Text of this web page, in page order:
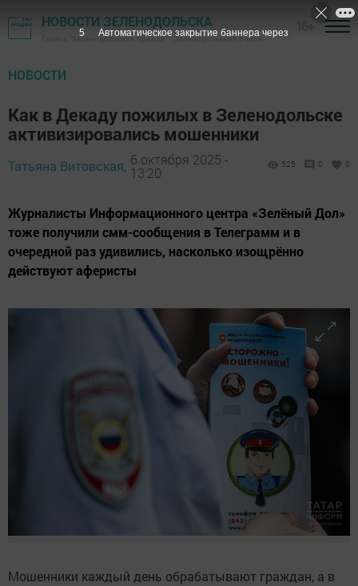
НОВОСТИ ЗЕЛЕНОДОЛЬСКА
Газета "Зеленодольская правда" - Зеленодольский район
НОВОСТИ
Как в Декаду пожилых в Зеленодольске
активизировались мошенники
Татьяна Витовская, 6 октября 2025 -
13:20
525 0 0
Журналисты Информационного центра «Зелёный Дол»
тоже получили смм-сообщения в Телеграмм и в
очередной раз удивились, насколько изощрённо
действуют аферисты
Мошенники каждый день обрабатывают граждан, а в
4 Автоматическое закрытие баннера через